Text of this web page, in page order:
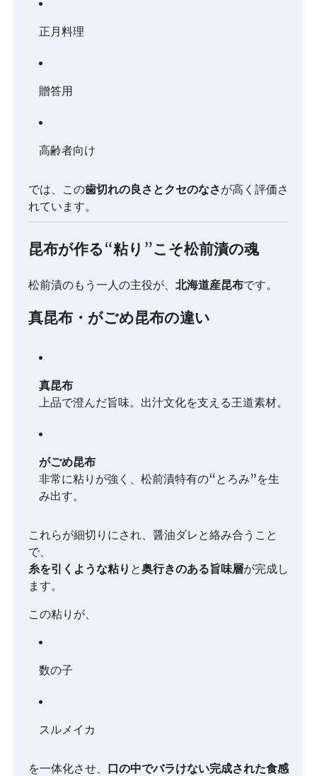
正月料理
贈答用
高齢者向け
では、この歯切れの良さとクセのなさが高く評価さ
れています。
昆布が作る“粘り”こそ松前漬の魂
松前漬のもう一人の主役が、 北海道産昆布です。
真昆布・がごめ昆布の違い
真昆布
上品で澄んだ旨味。出汁文化を支える王道素材。
がごめ昆布
非常に粘りが強く、松前漬特有の“とろみ”を生
み出す。
これらが細切りにされ、醤油ダレと絡み合うこと
で、
糸を引くような粘り と奥行きのある旨味層が完成し
ます。
この粘りが、
数の子
スルメイカ
を一体化させ、 口の中でバラけない完成された食感